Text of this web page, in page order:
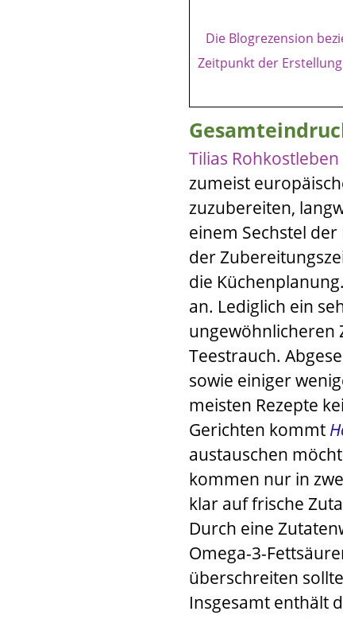
Die Blogrezension
Zeitpunkt der
Tilias Rohkostleben
zumeist
zuzubereiten,
einem Sechstel
der
die
an. Lediglich ein
ungewöhnlicheren
Teestrauch.
sowie einiger
meisten Rezepte
Gerichten kommt
austauschen
kommen nur in
klar auf frische
Durch eine
Omega-3-
überschreiten
Insgesamt enthält